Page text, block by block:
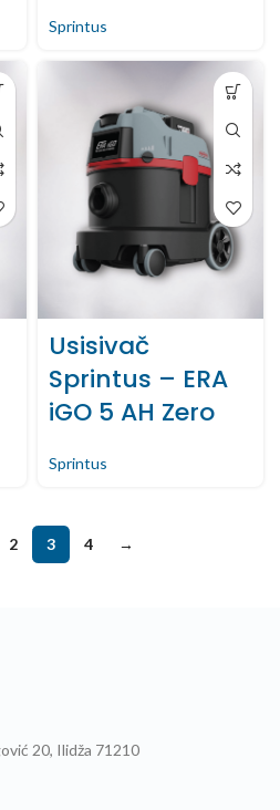
Sprintus
Usisivač
Sprintus – ERA
iGO 5 AH Zero
Sprintus
2 3 4 →
20, Ilidža 71210